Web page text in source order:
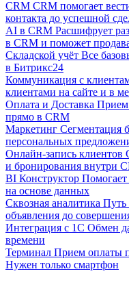
CRM CRM помогает
контакта до успешной
AI в CRM Расшифрует
в CRM и поможет
Складской учёт Все
в Битрикс24
Коммуникация с
клиентами на сайте и в
Оплата и Доставка Прием
прямо в CRM
Маркетинг Сегментация
персональных
Онлайн-запись клиентов
и бронирования внутри
BI Конструктор
на основе данных
Сквозная аналитика Путь
объявления до
Интеграция с 1С Обмен
времени
Терминал Прием оплаты
Нужен только смартфон